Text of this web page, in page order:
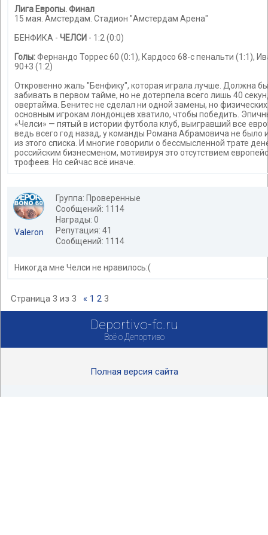
Лига Европы. Финал
15 мая. Амстердам. Стадион "Амстердам Арена"
БЕНФИКА - ЧЕЛСИ - 1:2 (0:0)
Голы:Фернандо Торрес 60 (0:1), Кардосо 68-с пенальти (1:1),
90+3 (1:2)
Откровенно жаль "Бенфику", которая играла лучше. Должна
забивать в первом тайме, но не дотерпела всего лишь 40
овертайма. Бенитес не сделал ни одной замены, но
основным игрокам лондонцев хватило, чтобы победить.
«Челси» — пятый в истории футбола клуб, выигравший все
ведь всего год назад, у команды Романа Абрамовича не было
из этого списка. И многие говорили о бессмысленной трате
российским бизнесменом, мотивируя это отсутствием
трофеев. Но сейчас всё иначе.
Valeron
Группа: Проверенные
Сообщений: 1114
Награды: 0
Репутация: 41
Сообщений: 1114
Никогда мне Челси не нравилось:(
Страница 3 из 3 « 1 2 3
Deportivo-fc.ru
Всё о Депортиво
Полная версия сайта